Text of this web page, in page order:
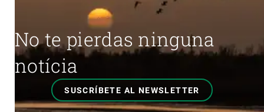
No te pierdas ninguna
notícia
SUSCRÍBETE AL NEWSLETTER